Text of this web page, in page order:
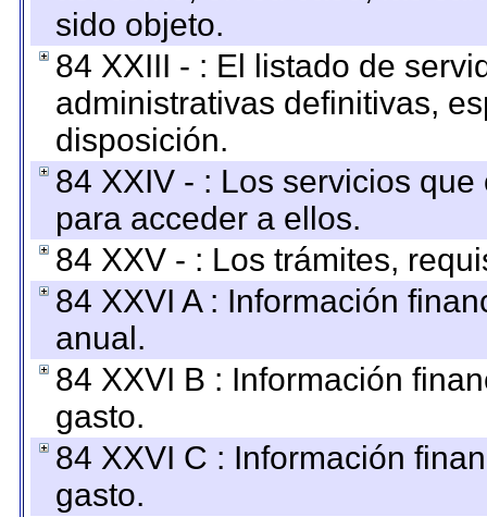
sido objeto.
84 XXIII - : El listado de
administrativas definitivas,
disposición.
84 XXIV - : Los servicios
para acceder a ellos.
84 XXV - : Los trámites,
84 XXVI A : Información
anual.
84 XXVI B : Información
gasto.
84 XXVI C : Información
gasto.